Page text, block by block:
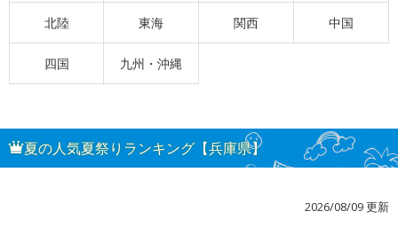
北陸 東海 関西 中国
四国 九州・沖縄
夏の人気夏祭りランキング【兵庫県】
2026/08/09 更新